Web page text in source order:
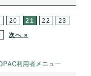
20 21 22 23
次へ »